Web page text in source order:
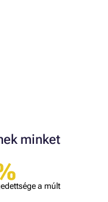
minket
a múlt